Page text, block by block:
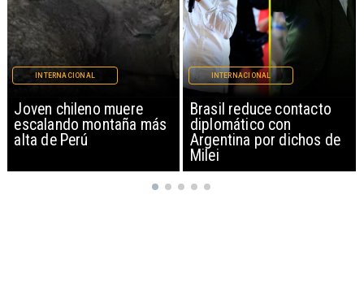
Brasil reduce contacto
diplomático con
Argentina por dichos de
INTERNACIONAL
China restringe
exportación de drones a
EEUU y sanciona
empresas
INTERNACIONAL